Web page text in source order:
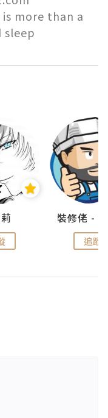
more than a
sleep
追蹤